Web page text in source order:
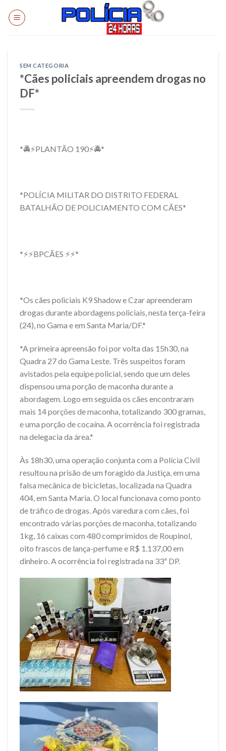
SEM CATEGORIA
*Cães policiais apreendem drogas no
DF*
*🚔⚡PLANTÃO 190⚡🚔*
*POLÍCIA MILITAR DO DISTRITO FEDERAL
BATALHÃO DE POLICIAMENTO COM CÃES*
*⚡⚡BPCÃES ⚡⚡*
*Os cães policiais K9 Shadow e Czar apreenderam
drogas durante abordagens policiais, nesta terça-feira
(24), no Gama e em Santa Maria/DF.*
*A primeira apreensão foi por volta das 15h30, na
Quadra 27 do Gama Leste. Três suspeitos foram
avistados pela equipe policial, sendo que um deles
dispensou uma porção de maconha durante a
abordagem. Logo em seguida os cães encontraram
mais 14 porções de maconha, totalizando 300 gramas,
e uma porção de cocaína. A ocorrência foi registrada
na delegacia da área.*
Às 18h30, uma operação conjunta com a Polícia Civil
resultou na prisão de um foragido da Justiça, em uma
falsa mecânica de bicicletas, localizada na Quadra
404, em Santa Maria. O local funcionava como ponto
de tráfico de drogas. Após varedura com cães, foi
encontrado várias porções de maconha, totalizando
1kg, 16 caixas com 480 comprimidos de Roupinol,
oito frascos de lança-perfume e R$ 1.137,00 em
dinheiro. A ocorrência foi registrada na 33ª DP.